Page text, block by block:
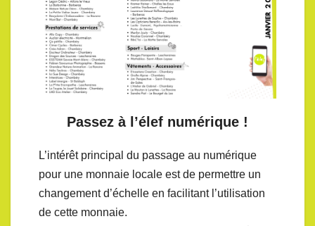
Passez à l’élef numérique !
L’intérêt principal du passage au numérique
pour une monnaie locale est de permettre un
changement d’échelle en facilitant l’utilisation
de cette monnaie.